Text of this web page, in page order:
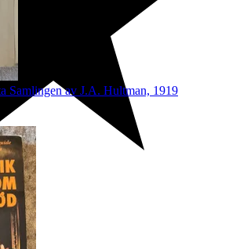
Samlingen av J.A. Hultman, 1919